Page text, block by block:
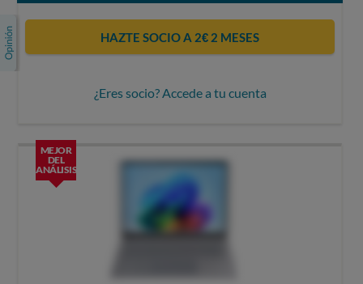
HAZTE SOCIO A 2€ 2 MESES
¿Eres socio? Accede a tu cuenta
MEJOR
DEL
ANÁLISIS